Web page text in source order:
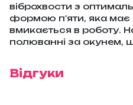
віброхвости з
формою п'яти, яка має
вмикається в роботу.
полюванні за окунем,
Відгуки